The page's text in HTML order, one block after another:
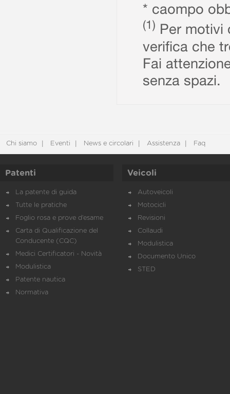
* caompo
(1) Per motivi
verifica che
Fai
senza spazi.
Chi siamo Eventi News e circolari Assistenza Faq
Patenti
La patente di guida
Tutte le pratiche
Foglio rosa e prove d’esame
Carta di Qualificazione del
Conducente (CQC)
Medici Certificatori - Novità
Modulistica
Patente nautica
Normativa
Veicoli
Autoveicoli
Motocicli
Revisioni
Collaudi
Modulistica
Documento Unico
STED